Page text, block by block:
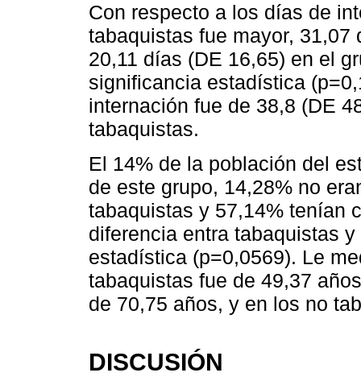
Con respecto a los días de
tabaquistas fue mayor,
20,11 días (DE 16,65) en el
significancia estadística
internación fue de 38,8 (DE
tabaquistas.
El 14% de la población del
de este grupo, 14,28% no
tabaquistas y 57,14% tenían
diferencia entra tabaquistas
estadística (p=0,0569). Le
tabaquistas fue de 49,37
de 70,75 años, y en los no
DISCUSIÓN